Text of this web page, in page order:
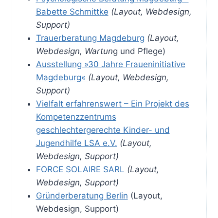
Babette Schmittke (Layout, Webdesign,
Support)
Trauerberatung Magdeburg (Layout,
Webdesign, Wartung und Pflege)
Ausstellung »30 Jahre Fraueninitiative
Magdeburg« (Layout, Webdesign,
Support)
Vielfalt erfahrenswert – Ein Projekt des
Kompetenzzentrums
geschlechtergerechte Kinder- und
Jugendhilfe LSA e.V. (Layout,
Webdesign, Support)
FORCE SOLAIRE SARL (Layout,
Webdesign, Support)
Gründerberatung Berlin (Layout,
Webdesign, Support)